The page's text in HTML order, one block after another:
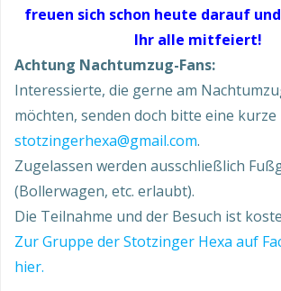
freuen sich schon heute darauf
Ihr alle mitfeiert!
Achtung Nachtumzug-Fans:
Interessierte, die gerne am
möchten, senden doch bitte eine kurze
stotzingerhexa@gmail.com.
Zugelassen werden ausschließlich
(Bollerwagen, etc. erlaubt).
Die Teilnahme und der Besuch ist
Zur Gruppe der Stotzinger Hexa auf
hier.